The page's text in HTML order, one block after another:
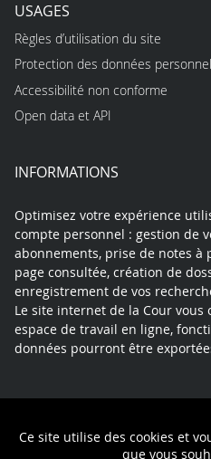
Ce site utilise des cookies et
que vous
USAGES
Règles d’utilisation du site
Protection des données
Accessibilité non conforme
Open data et API
INFORMATIONS
Optimisez votre expérience
compte personnel : gestion de
abonnements, prise de notes à
page consultée, création de
enregistrement de vos
Le site internet de la Cour
espace de travail en ligne,
données pourront être
Politique de